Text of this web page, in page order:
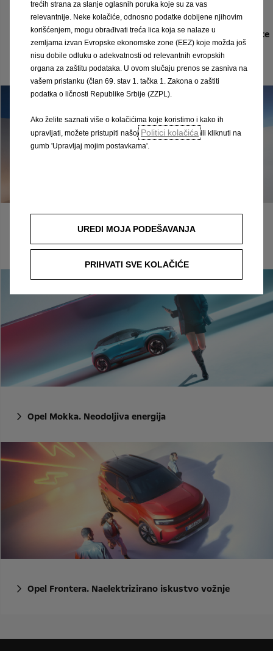
Saznajte
više
dodatna
oprema
Saznajte
više
Saznajte
više
360°
Saznajte
više
Opel Grandland. Razvijen, dizajniran i proizveden u
Njemačkoj.
Opel Mokka. Neodoljiva energija
Opel Frontera. Naelektrizirano iskustvo vožnje
trećih strana za slanje oglasnih poruka koje su za vas
relevantnije. Neke kolačiće, odnosno podatke dobijene njihovim
korišćenjem, mogu obrađivati treća lica koja se nalaze u
zemljama izvan Evropske ekonomske zone (EEZ) koje možda još
nisu dobile odluku o adekvatnosti od relevantnih evropskih
organa za zaštitu podataka. U ovom slučaju prenos se zasniva na
vašem pristanku (član 69. stav 1. tačka 1. Zakona o zaštiti
podatka o ličnosti Republike Srbije (ZZPL).
Ako želite saznati više o kolačićima koje koristimo i kako ih
upravljati, možete pristupiti našoj Politici kolačića ili kliknuti na
gumb 'Upravljaj mojim postavkama'.
UREDI MOJA PODEŠAVANJA
PRIHVATI SVE KOLAČIĆE